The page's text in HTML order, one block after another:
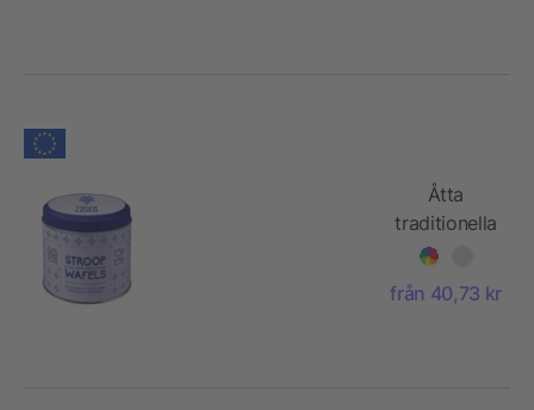
Åtta
traditionella
holländska
från 40,73 kr